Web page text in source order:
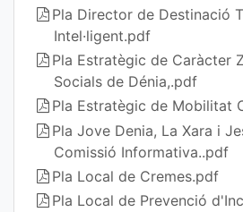
Pla Director de Destinació
Intel·ligent.pdf
Pla Estratègic de Caràcter
Socials de Dénia,.pdf
Pla Estratègic de Mobilitat
Pla Jove Denia, La Xara i
Comissió Informativa..pdf
Pla Local de Cremes.pdf
Pla Local de Prevenció